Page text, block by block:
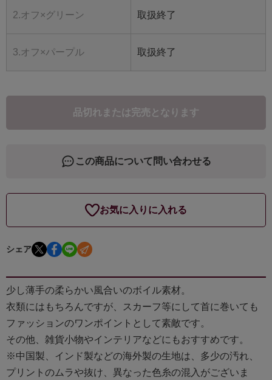
2.オフ×グリーン 取扱終了
3.オフ×パープル 取扱終了
品切れまたは完売となります
この商品について問い合わせる
お気に入りに入れる
シェア
少し薄手の柔らかい風合いのボイル素材。
衣類にはもちろんですが、スカーフ等にして首に巻いても
ファッションのワンポイントとして素敵です。
その他、雑貨小物やインテリアなどにもおすすめです。
※中国製、インド製などの海外製の生地は、多少の汚れ、
プリントのムラや抜け、異なった色糸の混入がございま